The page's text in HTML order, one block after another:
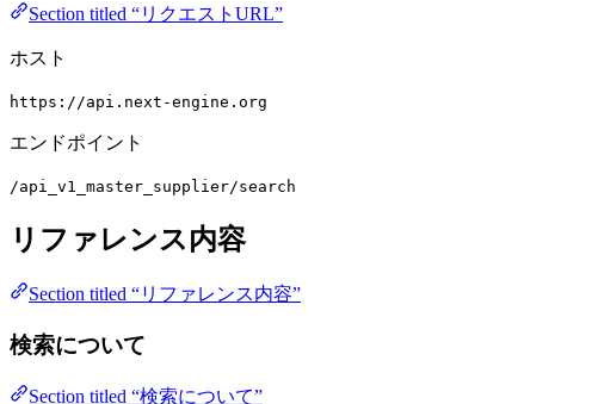
Section titled “リクエストURL”
ホスト
https://api.next-engine.org
エンドポイント
/api_v1_master_supplier/search
リファレンス内容
Section titled “リファレンス内容”
検索について
Section titled “検索について”